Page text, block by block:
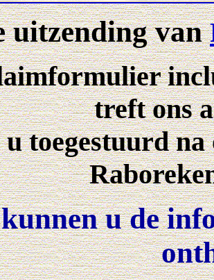
uitzending van
treft ons
u toegestuurd
u de